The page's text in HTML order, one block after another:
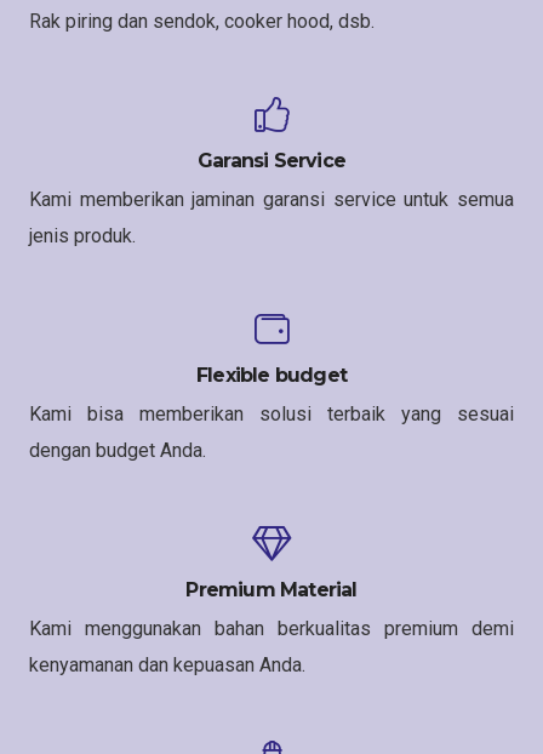
Rak piring dan sendok, cooker hood, dsb.
Garansi Service
Kami memberikan jaminan garansi service untuk semua
jenis produk.
Flexible budget
Kami bisa memberikan solusi terbaik yang sesuai
dengan budget Anda.
Premium Material
Kami menggunakan bahan berkualitas premium demi
kenyamanan dan kepuasan Anda.